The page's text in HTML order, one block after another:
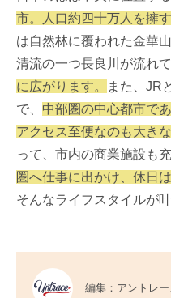
市。人口約四十万人を擁
は自然林に覆われた金華
清流の一つ長良川が流れて
に広がります。
また、JR
で、 中部圏の中心都市で
アクセス至便なのも大きな
って、市内の商業施設も
圏へ仕事に出かけ、休日
そんなライフスタイルが叶
編集：アントレー